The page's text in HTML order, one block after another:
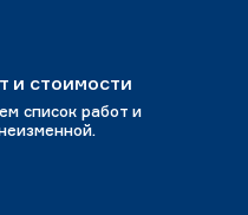
и стоимости
список работ и